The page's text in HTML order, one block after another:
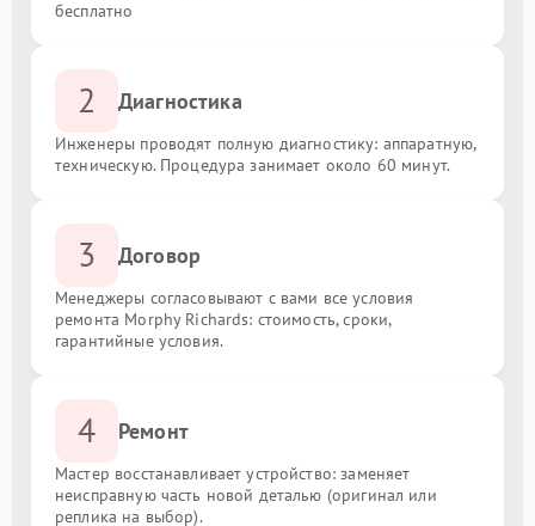
бесплатно
2 Диагностика
Инженеры проводят полную диагностику: аппаратную,
техническую. Процедура занимает около 60 минут.
3 Договор
Менеджеры согласовывают с вами все условия
ремонта Morphy Richards: стоимость, сроки,
гарантийные условия.
4 Ремонт
Мастер восстанавливает устройство: заменяет
неисправную часть новой деталью (оригинал или
реплика на выбор).